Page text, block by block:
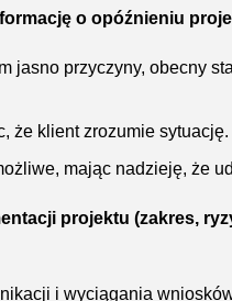
o opóźnieniu
jasno przyczyny, obecny
że klient zrozumie sytuację.
mając nadzieję, że
projektu (zakres,
i wyciągania